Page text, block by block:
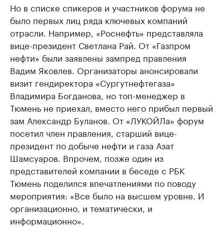
Но в списке спикеров и участников форума не
было первых лиц ряда ключевых компаний
отрасли. Например, «Роснефть» представляла
вице-президент Светлана Рай. От «Газпром
нефти» были заявлены зампред правления
Вадим Яковлев. Организаторы анонсировали
визит гендиректора «Сургутнефтегаза»
Владимира Богданова, но топ-менеджер в
Тюмень не приехал, вместо него прибыл первый
зам Александр Буланов. От «ЛУКОЙЛа» форум
посетил член правления, старший вице-
президент по добыче нефти и газа Азат
Шамсуаров. Впрочем, позже один из
представителей компании в беседе с РБК
Тюмень поделился впечатлениями по поводу
мероприятия: «Все было на высшем уровне. И
организационно, и тематически, и
информационно».